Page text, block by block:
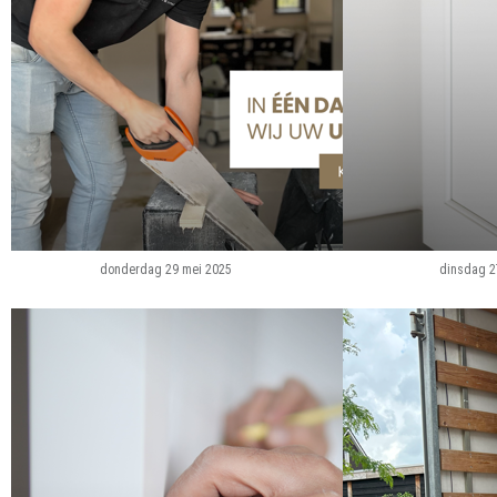
donderdag 29 mei 2025 dinsdag